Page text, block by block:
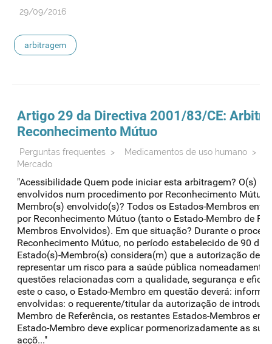
29/09/2016
arbitragem
Artigo 29 da Directiva 2001/83/CE:
Reconhecimento Mútuo
Perguntas frequentes > Medicamentos de uso humano >
Mercado
"Acessibilidade Quem pode iniciar esta arbitragem? O(s)
envolvidos num procedimento por Reconhecimento
Membro(s) envolvido(s)? Todos os Estados-Membros
por Reconhecimento Mútuo (tanto o Estado-Membro de
Membros Envolvidos). Em que situação? Durante o
Reconhecimento Mútuo, no período estabelecido de 90
Estado(s)-Membro(s) considera(m) que a autorização de
representar um risco para a saúde pública nomeadamente
questões relacionadas com a qualidade, segurança e
este o caso, o Estado-Membro em questão deverá:
envolvidas: o requerente/titular da autorização de
Membro de Referência, os restantes Estados-Membros
Estado-Membro deve explicar pormenorizadamente as
acçõ..."